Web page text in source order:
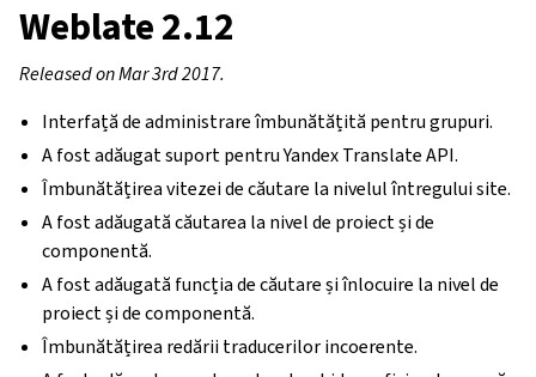
Weblate 2.12
Released on Mar 3rd 2017.
Interfață de administrare îmbunătățită pentru grupuri.
A fost adăugat suport pentru Yandex Translate API.
Îmbunătățirea vitezei de căutare la nivelul întregului site.
A fost adăugată căutarea la nivel de proiect și de
componentă.
A fost adăugată funcția de căutare și înlocuire la nivel de
proiect și de componentă.
Îmbunătățirea redării traducerilor incoerente.